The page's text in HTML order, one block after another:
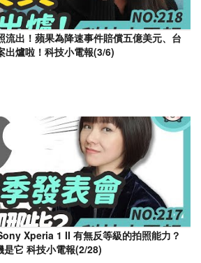
出！蘋果為降速事件賠償五億美元、台
出爐啦！科技小電報(3/6)
Xperia 1 II 有無反等級的拍照能力？
是它 科技小電報(2/28)